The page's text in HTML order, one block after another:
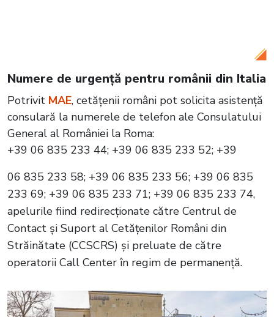
Numere de urgență pentru românii din Italia
Potrivit MAE, cetățenii români pot solicita asistență
consulară la numerele de telefon ale Consulatului
General al României la Roma:
+39 06 835 233 44; +39 06 835 233 52; +39
06 835 233 58; +39 06 835 233 56; +39 06 835
233 69; +39 06 835 233 71; +39 06 835 233 74,
apelurile fiind redirecționate către Centrul de
Contact și Suport al Cetățenilor Români din
Străinătate (CCSCRS) și preluate de către
operatorii Call Center în regim de permanență.